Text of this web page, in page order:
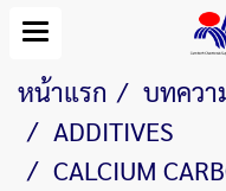
หน้าแรก บทคว
ADDITIVES
CALCIUM